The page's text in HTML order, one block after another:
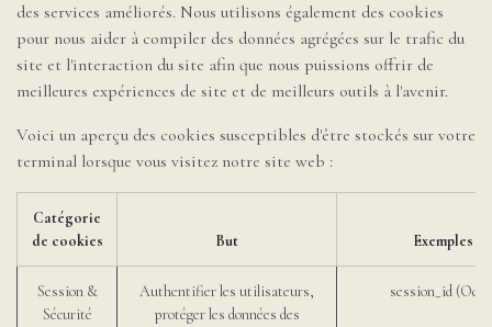
des services améliorés. Nous utilisons également des cookies
pour nous aider à compiler des données agrégées sur le trafic du
site et l'interaction du site afin que nous puissions offrir de
meilleures expériences de site et de meilleurs outils à l'avenir.
Voici un aperçu des cookies susceptibles d'être stockés sur votre
terminal lorsque vous visitez notre site web :
Catégorie
de cookies
But Exemples
Session &
Sécurité
Authentifier les utilisateurs,
protéger les données des
session_id